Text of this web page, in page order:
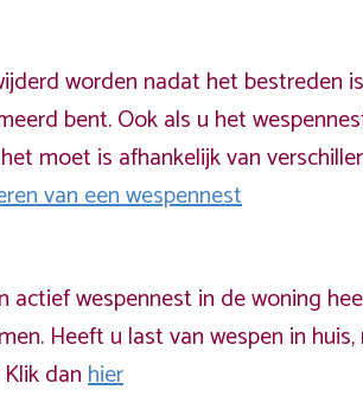
worden nadat het bestreden
bent. Ook als u het
moet is afhankelijk van
van een wespennest
wespennest in de woning
Heeft u last van wespen in
danhier